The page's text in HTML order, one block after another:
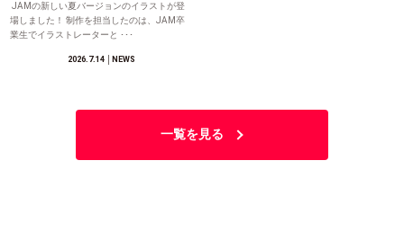
JAMの新しい夏バージョンのイラストが登
場しました！ 制作を担当したのは、JAM卒
業生でイラストレーターと ･･･
2026.7.14│NEWS
一覧を見る